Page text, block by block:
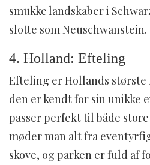
smukke landskaber i
slotte som Neuschwanstein.
4. Holland: Efteling
Efteling er Hollands
den er kendt for sin unikke
passer perfekt til både
møder man alt fra
skove, og parken er fuld af